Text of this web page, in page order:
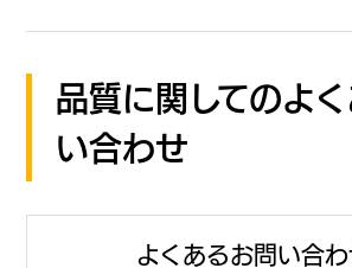
品質に関してのよ
い合わせ
よくあるお問い合